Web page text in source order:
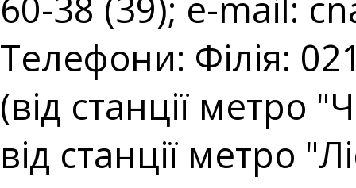
Телефони: Філія:
(від станції метро
від станції метро